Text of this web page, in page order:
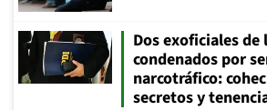
Dos exoficiales de
condenados por
narcotráfico:
secretos y